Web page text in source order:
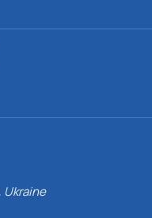
Ukraine